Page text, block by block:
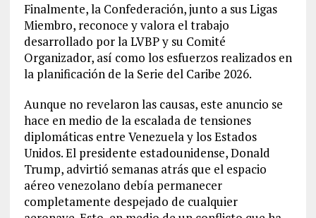
Finalmente, la Confederación, junto a sus Ligas
Miembro, reconoce y valora el trabajo
desarrollado por la LVBP y su Comité
Organizador, así como los esfuerzos realizados en
la planificación de la Serie del Caribe 2026.
Aunque no revelaron las causas, este anuncio se
hace en medio de la escalada de tensiones
diplomáticas entre Venezuela y los Estados
Unidos. El presidente estadounidense, Donald
Trump, advirtió semanas atrás que el espacio
aéreo venezolano debía permanecer
completamente despejado de cualquier